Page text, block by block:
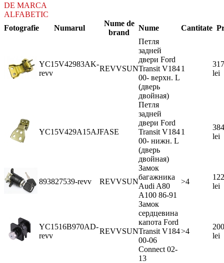
DE MARCA
ALFABETIC
Fotografie
Numarul
Nume de
brand
Nume Cantitate
YC15V42983AK-
revv
REVVSUN
Петля
задней
двери Ford
Transit V184
00- верхн. L
(дверь
двойная)
1
lei
YC15V429A15AJFASE
Петля
задней
двери Ford
Transit V184
00- нижн. L
(дверь
двойная)
1
lei
893827539-revv REVVSUN
Замок
багажника
Audi A80
A100 86-91
>4
lei
YC1516B970AD-
revv
REVVSUN
Замок
сердцевина
капота Ford
Transit V184
00-06
Connect 02-
13
>4
lei